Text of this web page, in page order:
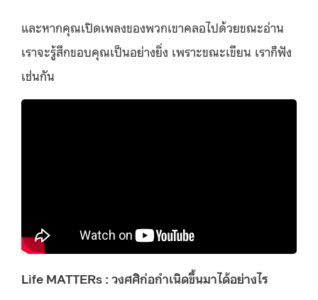
และหากคุณเปิดเพลงของพวกเขาคลอไปด้วยขณะอ่าน
เราจะรู้สึกขอบคุณเป็นอย่างยิ่ง เพราะขณะเขียน เราก็ฟัง
เช่นกัน
Life MATTERs : วงศศิก่อกำเนิดขึ้นมาได้อย่างไร